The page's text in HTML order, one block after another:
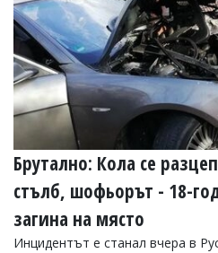
Брутално: Кола се
стълб, шофьорът - 18-
загина на място
Инцидентът е станал вчера в